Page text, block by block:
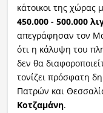
κάτοικοι της χώρας
450.000 - 500.000
απεγράφησαν τον
ότι η κάλυψη του
δεν θα
τονίζει πρόσφατη
Πατρών και
Κοτζαμάνη.